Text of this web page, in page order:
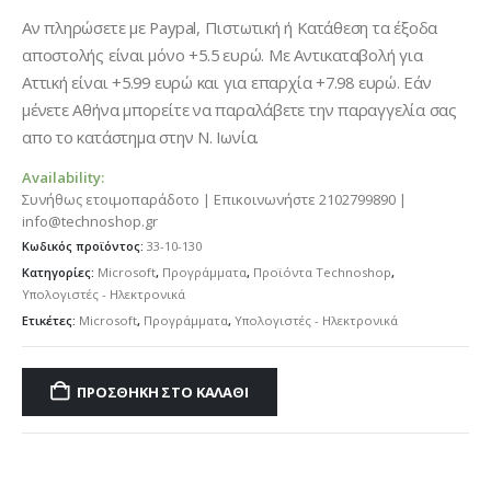
Αν πληρώσετε με Paypal, Πιστωτική ή Κατάθεση τα έξοδα
αποστολής είναι μόνο +5.5 ευρώ. Με Αντικαταβολή για
Αττική είναι +5.99 ευρώ και για επαρχία +7.98 ευρώ. Εάν
μένετε Αθήνα μπορείτε να παραλάβετε την παραγγελία σας
απο το κατάστημα στην Ν. Ιωνία.
Availability:
Συνήθως ετοιμοπαράδοτο | Επικοινωνήστε 2102799890 |
info@technoshop.gr
Κωδικός προϊόντος: 33-10-130
Κατηγορίες: Microsoft, Προγράμματα, Προϊόντα Technoshop,
Υπολογιστές - Ηλεκτρονικά
Ετικέτες: Microsoft, Προγράμματα, Υπολογιστές - Ηλεκτρονικά
ΠΡΟΣΘΉΚΗ ΣΤΟ ΚΑΛΆΘΙ